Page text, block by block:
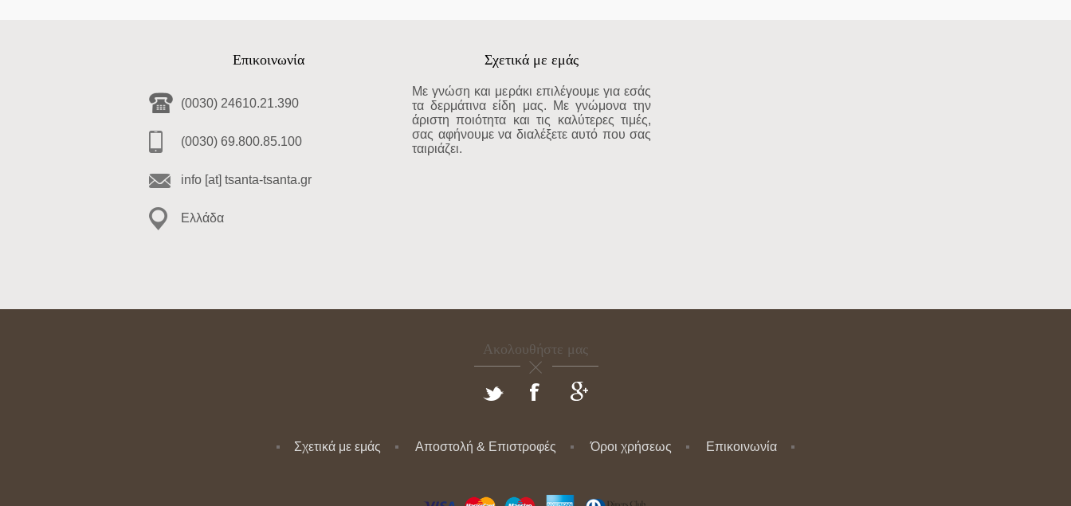
Επικοινωνία
(0030) 24610.21.390
(0030) 69.800.85.100
info [at] tsanta-tsanta.gr
Ελλάδα
Σχετικά με εμάς
Με γνώση και μεράκι επιλέγουμε για εσάς
τα δερμάτινα είδη μας. Με γνώμονα την
άριστη ποιότητα και τις καλύτερες τιμές,
σας αφήνουμε να διαλέξετε αυτό που σας
ταιριάζει.
Ακολουθήστε μας
Σχετικά με εμάς Αποστολή & Επιστροφές Όροι χρήσεως Επικοινωνία